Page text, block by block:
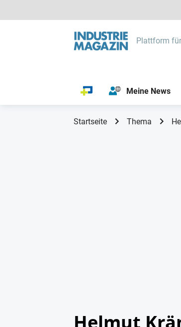
Plattform
Meine News
Startseite Thema